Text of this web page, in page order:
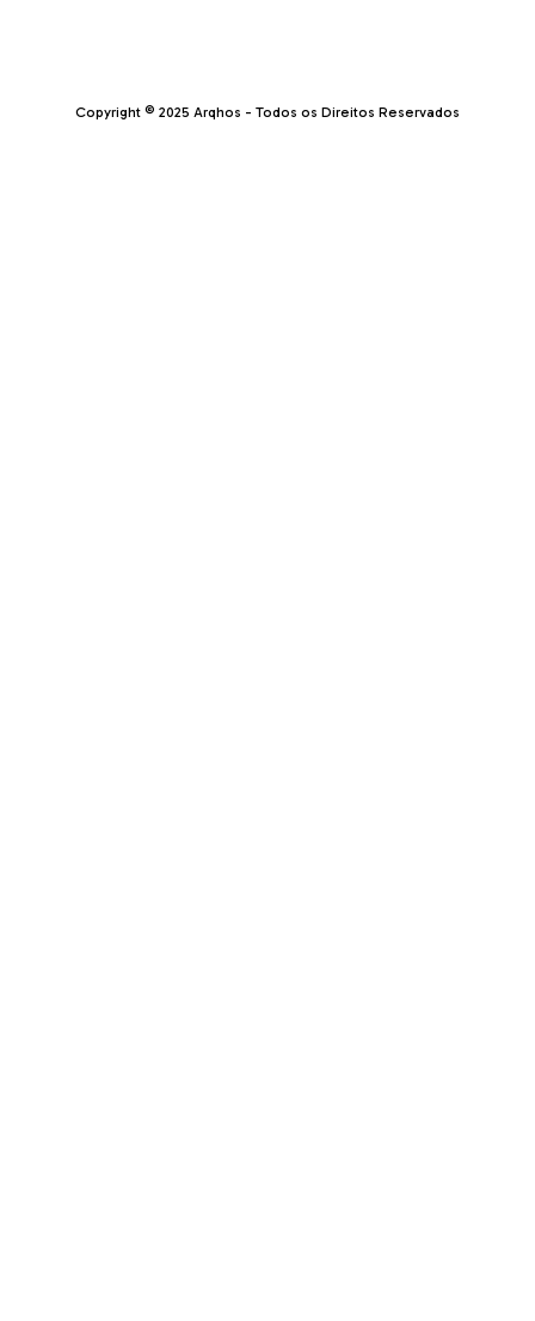
Copyright © 2025 Arqhos - Todos os Direitos Reservados